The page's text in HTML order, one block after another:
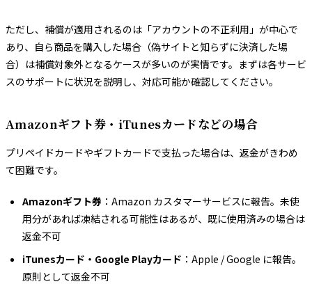
ただし、補償が適用されるのは「アカウントの不正利用」が中心で
あり、自ら商品を購入した場合（偽サイトと知らずに決済した場
合）は補償対象外となるケースが多いのが実情です。まずは各サービ
スのサポートに状況を説明し、対応可能か確認してください。
Amazonギフト券・iTunesカードなどの場合
プリペイドカードやギフトカードで支払った場合は、返金がきわめ
て困難です。
Amazonギフト券 ：Amazon カスタマーサービスに報告。未使
用分があれば凍結される可能性はあるが、既に使用済みの場合は
返金不可
iTunesカード・Google Playカード ：Apple / Google に報告。
原則として返金不可